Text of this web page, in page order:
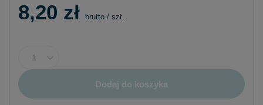
8,20 zł brutto / szt.
Dodaj do koszyka